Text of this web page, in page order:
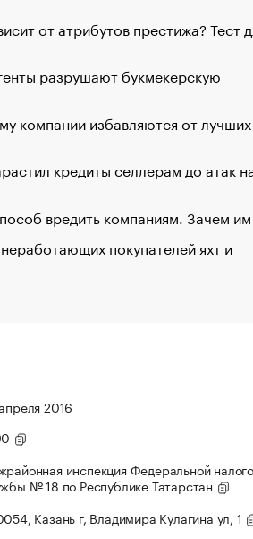
от атрибутов престижа? Тест
разрушают букмекерскую
компании избавляются от лучших
кредиты селлерам до атак
вредить компаниям. Зачем
покупателей яхт и
2016
инспекция Федеральной
№ 18 по Республике Татарстан
Казань г, Владимира Кулагина ул, 1